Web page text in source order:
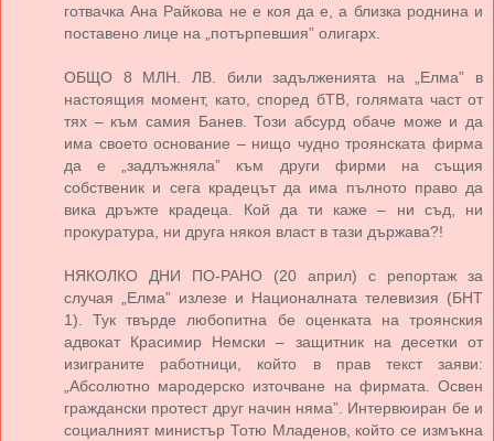
готвачка Ана Райкова не е коя да е, а близка роднина и
поставено лице на „потърпевшия” олигарх.
ОБЩО 8 МЛН. ЛВ. били задълженията на „Елма” в
настоящия момент, като, според бТВ, голямата част от
тях – към самия Банев. Този абсурд обаче може и да
има своето основание – нищо чудно троянската фирма
да е „задлъжняла” към други фирми на същия
собственик и сега крадецът да има пълното право да
вика дръжте крадеца. Кой да ти каже – ни съд, ни
прокуратура, ни друга някоя власт в тази държава?!
НЯКОЛКО ДНИ ПО-РАНО (20 април) с репортаж за
случая „Елма” излезе и Националната телевизия (БНТ
1). Тук твърде любопитна бе оценката на троянския
адвокат Красимир Немски – защитник на десетки от
изиграните работници, който в прав текст заяви:
„Абсолютно мародерско източване на фирмата. Освен
граждански протест друг начин няма”. Интервюиран бе и
социалният министър Тотю Младенов, който се измъкна